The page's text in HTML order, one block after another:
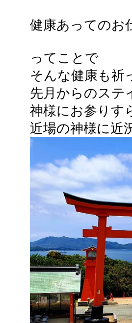
健康あってのお
ってことで
そんな健康も祈
先月からのステ
神様にお参りす
近場の神様に近